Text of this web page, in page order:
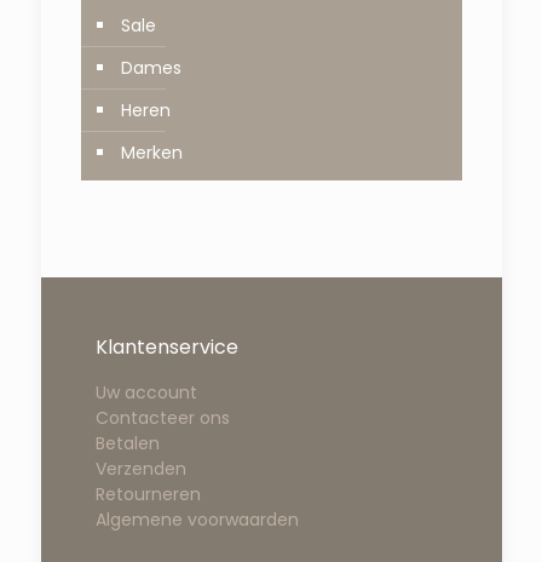
Sale
Dames
Heren
Merken
Klantenservice
Uw account
Contacteer ons
Betalen
Verzenden
Retourneren
Algemene voorwaarden